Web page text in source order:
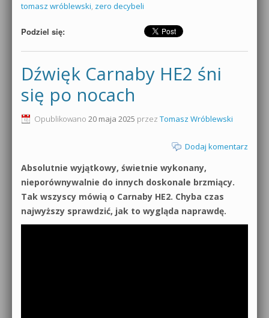
tomasz wróblewski, zero decybeli
Podziel się:
Dźwięk Carnaby HE2 śni
się po nocach
Opublikowano 20 maja 2025 przez Tomasz Wróblewski
Dodaj komentarz
Absolutnie wyjątkowy, świetnie wykonany,
nieporównywalnie do innych doskonale brzmiący.
Tak wszyscy mówią o Carnaby HE2. Chyba czas
najwyższy sprawdzić, jak to wygląda naprawdę.